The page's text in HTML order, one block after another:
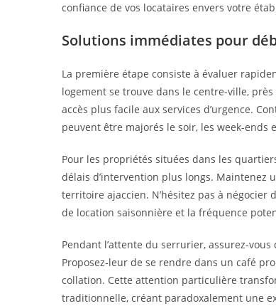
confiance de vos locataires envers votre
Solutions immédiates pour
La première étape consiste à évaluer
logement se trouve dans le centre-ville,
accès plus facile aux services d’urgence.
peuvent être majorés le soir, les week-
Pour les propriétés situées dans les
délais d’intervention plus longs. Maintenez
territoire ajaccien. N’hésitez pas à
de location saisonnière et la fréquence
Pendant l’attente du serrurier, assurez-
Proposez-leur de se rendre dans un café
collation. Cette attention particulière
traditionnelle, créant paradoxalement une